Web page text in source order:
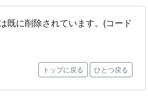
既に削除されています。(コード
トップに戻る ひとつ戻る